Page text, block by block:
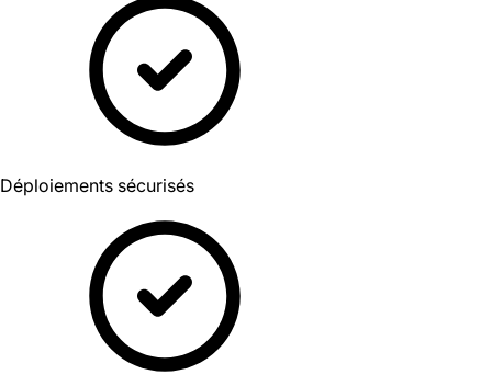
Déploiements sécurisés